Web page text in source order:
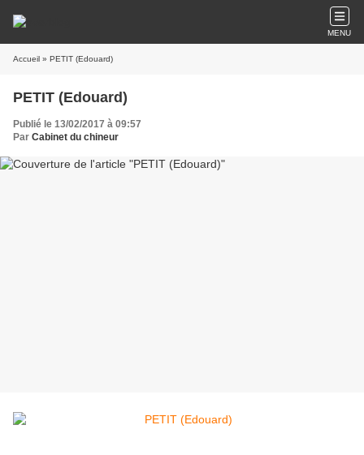
MENU
Accueil » PETIT (Edouard)
PETIT (Edouard)
Publié le 13/02/2017 à 09:57
Par Cabinet du chineur